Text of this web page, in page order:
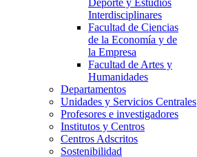
Deporte y Estudios
Interdisciplinares
Facultad de Ciencias
de la Economía y de
la Empresa
Facultad de Artes y
Humanidades
Departamentos
Unidades y Servicios Centrales
Profesores e investigadores
Institutos y Centros
Centros Adscritos
Sostenibilidad